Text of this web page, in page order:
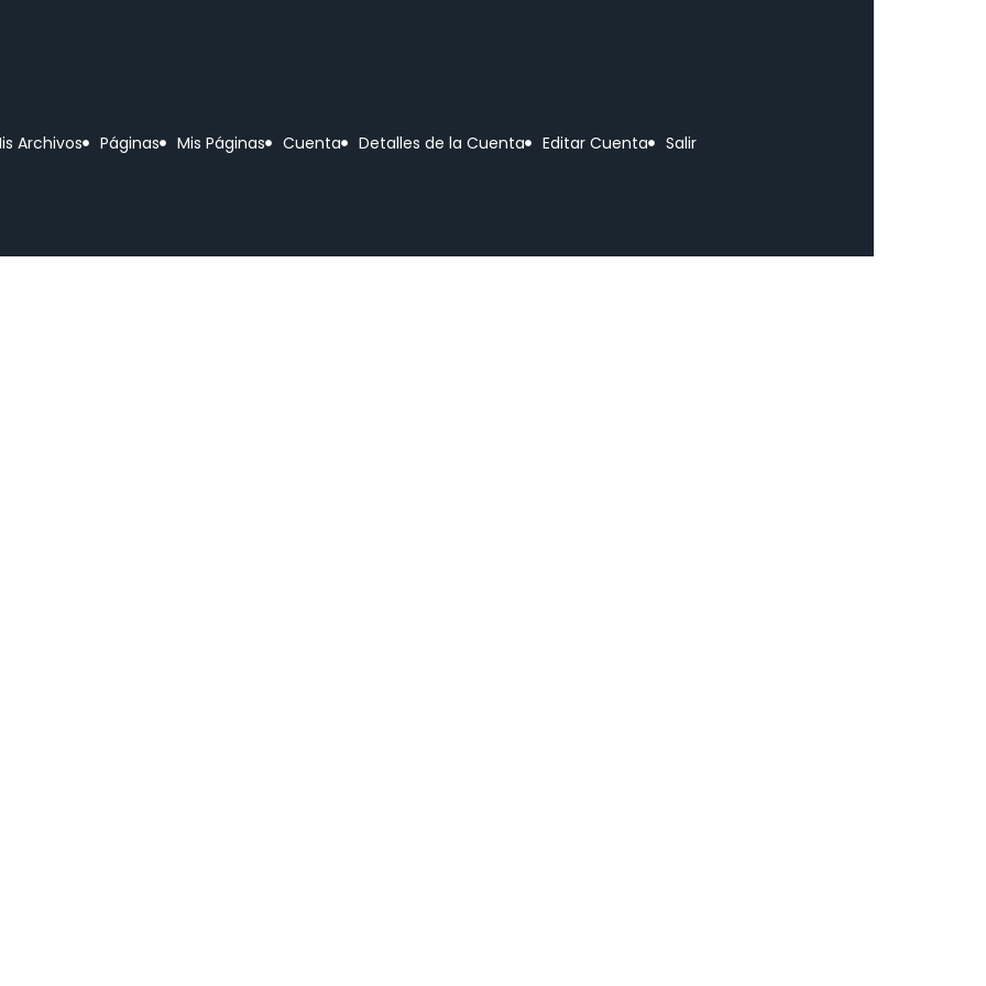
Archivos Páginas Mis Páginas Cuenta Detalles de la Cuenta Editar Cuenta Salir